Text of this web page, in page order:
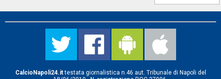
CalcioNapoli24.ittestata giornalistica n.46 aut. Tribunale di Napoli del